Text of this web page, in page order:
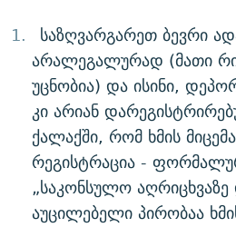
საზღვარგარეთ ბევრი
არალეგალურად (მათი
უცნობია) და ისინი,
კი არიან
ქალაქში, რომ ხმის
რეგისტრაცია -
„საკონსულო
აუცილებელი პირობაა